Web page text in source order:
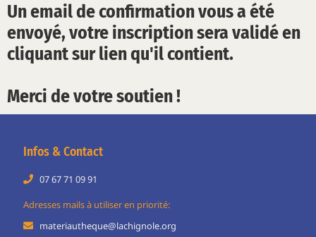
Un email de confirmation vous a été
envoyé, votre inscription sera validé en
cliquant sur lien qu'il contient.
Merci de votre soutien !
Infos & Contact
07 67 71 09 91
Adresses mails à utiliser en priorité:
materiautheque@lachignole.org